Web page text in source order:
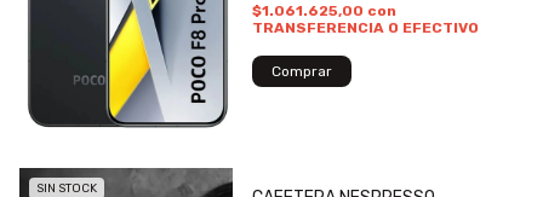
$1.061.625,00 con
TRANSFERENCIA O EFECTIVO
SIN STOCK